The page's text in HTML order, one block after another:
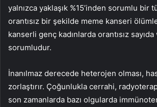
yalnızca yaklaşık %15’inden sorumlu bir
orantısız bir şekilde meme kanseri
kanserli genç kadınlarda orantısız sayıda
sorumludur.
İnanılmaz derecede heterojen olması,
zorlaştırır. Çoğunlukla cerrahi,
son zamanlarda bazı olgularda